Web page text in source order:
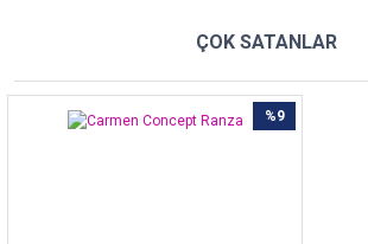
ÇOK SATANLAR
%9